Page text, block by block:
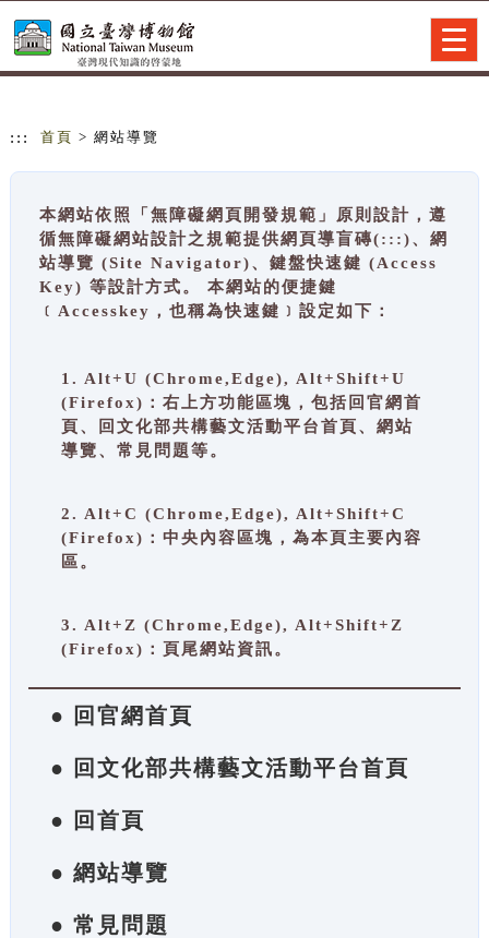
::: 首頁 > 網站導覽
本網站依照「無障礙網頁開發規範」原則設計，遵
循無障礙網站設計之規範提供網頁導盲磚(:::)、網
站導覽 (Site Navigator)、鍵盤快速鍵 (Access
Key) 等設計方式。 本網站的便捷鍵
﹝Accesskey，也稱為快速鍵﹞設定如下：
1. Alt+U (Chrome,Edge), Alt+Shift+U
(Firefox)：右上方功能區塊，包括回官網首
頁、回文化部共構藝文活動平台首頁、網站
導覽、常見問題等。
2. Alt+C (Chrome,Edge), Alt+Shift+C
(Firefox)：中央內容區塊，為本頁主要內容
區。
3. Alt+Z (Chrome,Edge), Alt+Shift+Z
(Firefox)：頁尾網站資訊。
● 回官網首頁
● 回文化部共構藝文活動平台首頁
● 回首頁
● 網站導覽
● 常見問題